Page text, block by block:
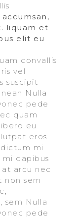
liquam et
elit eu
convallis
vel
suscipit
Nulla
pede
quam
eu
eros
mi
dapibus
at arcu nec
sem.
sem Nulla
pede